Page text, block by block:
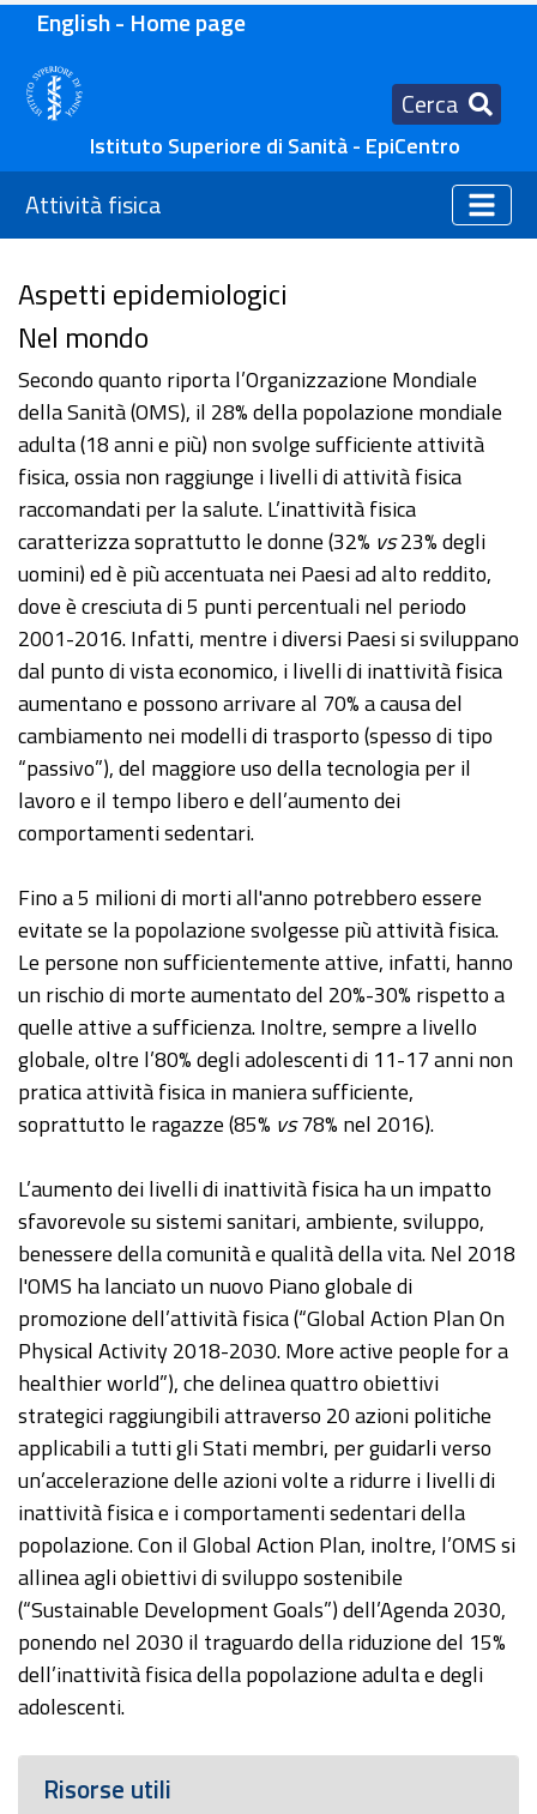
English - Home page
Cerca
Istituto Superiore di Sanità - EpiCentro
Attività fisica
Aspetti epidemiologici
Nel mondo
Secondo quanto riporta l’Organizzazione Mondiale
della Sanità (OMS), il 28% della popolazione mondiale
adulta (18 anni e più) non svolge sufficiente attività
fisica, ossia non raggiunge i livelli di attività fisica
raccomandati per la salute. L’inattività fisica
caratterizza soprattutto le donne (32% vs23% degli
uomini) ed è più accentuata nei Paesi ad alto reddito,
dove è cresciuta di 5 punti percentuali nel periodo
2001-2016. Infatti, mentre i diversi Paesi si sviluppano
dal punto di vista economico, i livelli di inattività fisica
aumentano e possono arrivare al 70% a causa del
cambiamento nei modelli di trasporto (spesso di tipo
“passivo”), del maggiore uso della tecnologia per il
lavoro e il tempo libero e dell’aumento dei
comportamenti sedentari.
Fino a 5 milioni di morti all'anno potrebbero essere
evitate se la popolazione svolgesse più attività fisica.
Le persone non sufficientemente attive, infatti, hanno
un rischio di morte aumentato del 20%-30% rispetto a
quelle attive a sufficienza. Inoltre, sempre a livello
globale, oltre l’80% degli adolescenti di 11-17 anni non
pratica attività fisica in maniera sufficiente,
soprattutto le ragazze (85% vs78% nel 2016).
L’aumento dei livelli di inattività fisica ha un impatto
sfavorevole su sistemi sanitari, ambiente, sviluppo,
benessere della comunità e qualità della vita. Nel 2018
l'OMS ha lanciato un nuovo Piano globale di
promozione dell’attività fisica (“Global Action Plan On
Physical Activity 2018-2030. More active people for a
healthier world”), che delinea quattro obiettivi
strategici raggiungibili attraverso 20 azioni politiche
applicabili a tutti gli Stati membri, per guidarli verso
un’accelerazione delle azioni volte a ridurre i livelli di
inattività fisica e i comportamenti sedentari della
popolazione. Con il Global Action Plan, inoltre, l’OMS si
allinea agli obiettivi di sviluppo sostenibile
(“Sustainable Development Goals”) dell’Agenda 2030,
ponendo nel 2030 il traguardo della riduzione del 15%
dell’inattività fisica della popolazione adulta e degli
adolescenti.
Risorse utili